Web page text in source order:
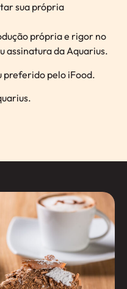
sua própria
própria e rigor no
assinatura da Aquarius.
preferido pelo iFood.